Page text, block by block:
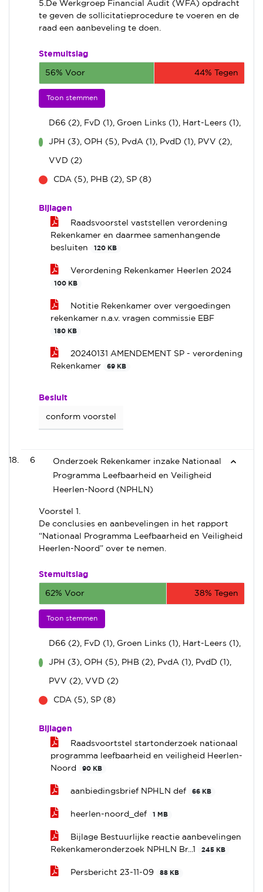
5.De Werkgroep Financial Audit (WFA) opdracht
te geven de sollicitatieprocedure te voeren en de
raad een aanbeveling te doen.
Stemuitslag
56% Voor 44% Tegen
Toon stemmen
D66 (2), FvD (1), Groen Links (1), Hart-Leers (1),
JPH (3), OPH (5), PvdA (1), PvdD (1), PVV (2),
VVD (2)
CDA (5), PHB (2), SP (8)
Bijlagen
Raadsvoorstel vaststellen verordening
Rekenkamer en daarmee samenhangende
besluiten
120 KB
Verordening Rekenkamer Heerlen 2024
100 KB
Notitie Rekenkamer over vergoedingen
rekenkamer n.a.v. vragen commissie EBF
180 KB
20240131 AMENDEMENT SP - verordening
Rekenkamer
69 KB
Besluit
conform voorstel
6
Onderzoek Rekenkamer inzake Nationaal
Programma Leefbaarheid en Veiligheid
Heerlen-Noord (NPHLN)
Voorstel 1.
De conclusies en aanbevelingen in het rapport
“Nationaal Programma Leefbaarheid en Veiligheid
Heerlen-Noord” over te nemen.
Stemuitslag
62% Voor 38% Tegen
Toon stemmen
D66 (2), FvD (1), Groen Links (1), Hart-Leers (1),
JPH (3), OPH (5), PHB (2), PvdA (1), PvdD (1),
PVV (2), VVD (2)
CDA (5), SP (8)
Bijlagen
Raadsvoortstel startonderzoek nationaal
programma leefbaarheid en veiligheid Heerlen-
Noord
90 KB
aanbiedingsbrief NPHLN def 66 KB
heerlen-noord_def 1 MB
Bijlage Bestuurlijke reactie aanbevelingen
Rekenkameronderzoek NPHLN Br...1
245 KB
Persbericht 23-11-09 88 KB